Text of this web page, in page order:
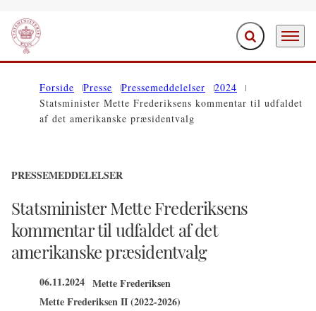
Gå til forsiden Fold søgefelt ud
Menu
Forside Presse Pressemeddelelser
2024
Statsminister Mette Frederiksens kommentar til udfaldet
af det amerikanske præsidentvalg
PRESSEMEDDELELSER
Statsminister Mette Frederiksens
kommentar til udfaldet af det
amerikanske præsidentvalg
06.11.2024 Mette Frederiksen
Mette Frederiksen II (2022-2026)